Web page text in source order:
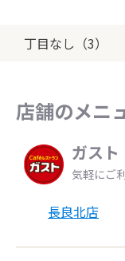
丁目なし（3）
店舗のメニ
ガスト
気軽にご
長良北店